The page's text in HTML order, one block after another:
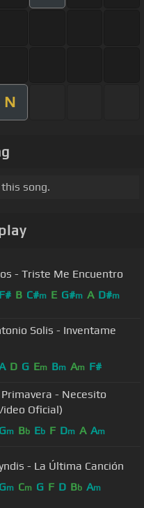
N
song.
- Triste Me Encuentro
F# B C#m E G#m A D#m
Solis - Inventame
D G Em Bm Am F#
- Necesito
Oficial)
Gm Bb Eb F Dm A Am
- La Última Canción
Gm Cm G F D Bb Am